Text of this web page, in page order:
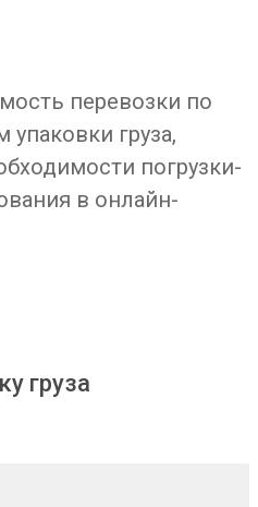
перевозки по
упаковки груза,
погрузки-
в онлайн-
груза